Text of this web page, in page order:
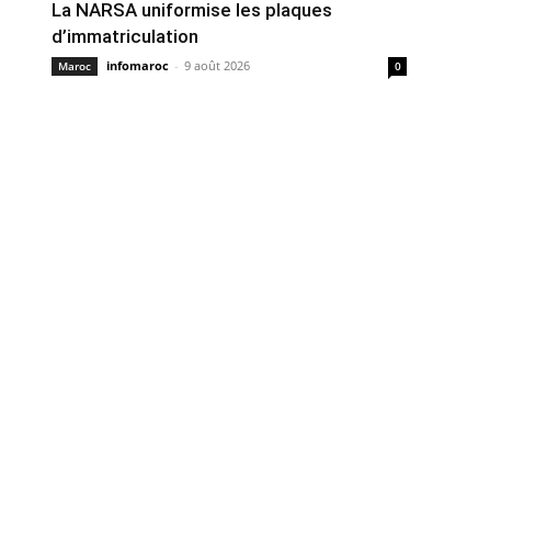
La NARSA uniformise les plaques
d’immatriculation
Maroc infomaroc - 9 août 2026 0